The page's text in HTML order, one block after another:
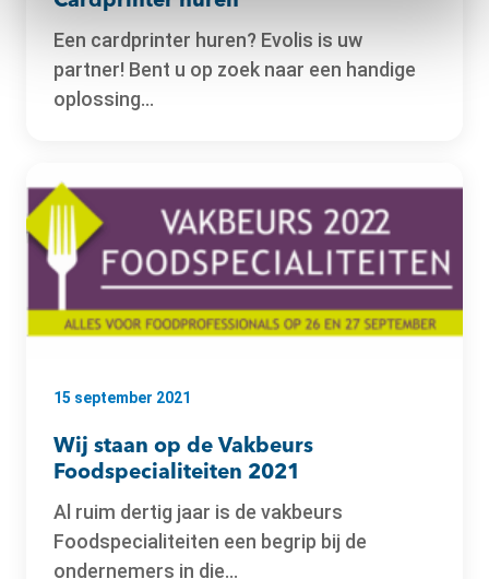
Een cardprinter huren? Evolis is uw
partner! Bent u op zoek naar een handige
oplossing...
15 september 2021
Wij staan op de Vakbeurs
Foodspecialiteiten 2021
Al ruim dertig jaar is de vakbeurs
Foodspecialiteiten een begrip bij de
ondernemers in die...